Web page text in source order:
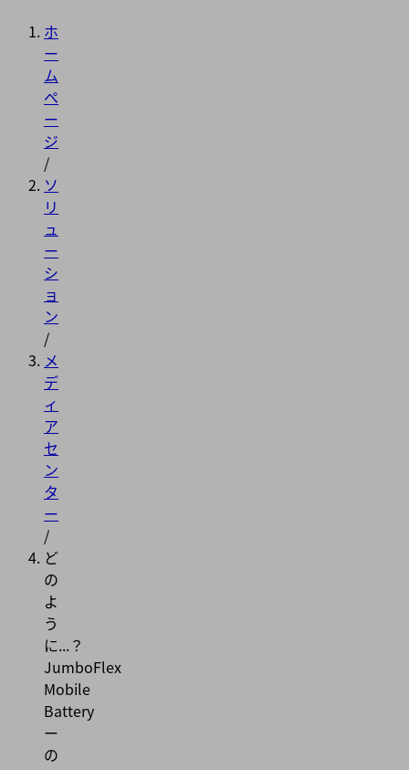
ホ
ー
ム
ペ
ー
ジ
/
ソ
リ
ュ
ー
シ
ョ
ン
/
メ
デ
ィ
ア
セ
ン
タ
ー
/
ど
の
よ
う
に...？
JumboFlex
Mobile
Battery
ー
の